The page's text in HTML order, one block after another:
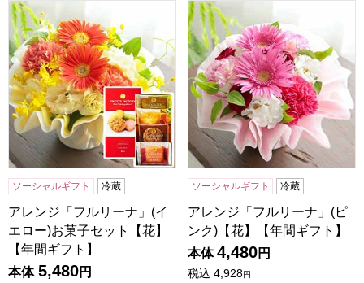
アレンジ「フルリーナ」(イエロー)お菓子セット【花】【年
ソーシャルギフト 冷蔵
アレンジ「フルリーナ」(イ
エロー)お菓子セット【花】
【年間ギフト】
本体 5,480円
アレンジ「フルリーナ」(ピ
ソーシャルギフト 冷蔵
アレンジ「フルリーナ」(ピ
ンク)【花】【年間ギフト】
本体 4,480円
税込 4,928円